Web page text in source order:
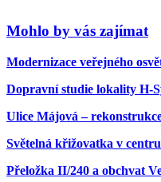
Mohlo by vás zajímat
Modernizace veřejného
Dopravní studie lokality H-
Ulice Májová –
Světelná křižovatka v
Přeložka II/240 a obchvat